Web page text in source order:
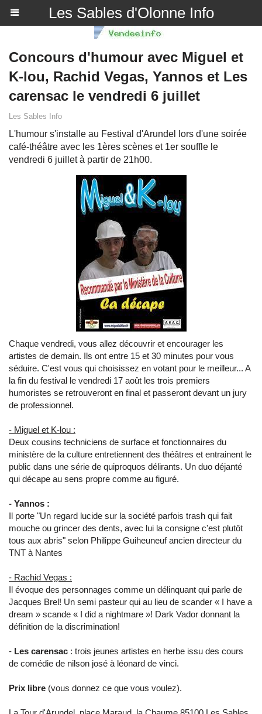
Les Sables d'Olonne Info
Concours d'humour avec Miguel et
K-lou, Rachid Vegas, Yannos et Les
carensac le vendredi 6 juillet
Les Sables Info
L'humour s'installe au Festival d'Arundel lors d'une soirée
café-théâtre avec les 1ères scènes et 1er souffle le
vendredi 6 juillet à partir de 21h00.
Chaque vendredi, vous allez découvrir et encourager les
artistes de demain. Ils ont entre 15 et 30 minutes pour vous
séduire. C'est vous qui choisissez en votant pour le meilleur... A
la fin du festival le vendredi 17 août les trois premiers
humoristes se retrouveront en final et passeront devant un jury
de professionnel.
- Miguel et K-lou :
Deux cousins techniciens de surface et fonctionnaires du
ministère de la culture entretiennent des théâtres et entrainent le
public dans une série de quiproquos délirants. Un duo déjanté
qui décape au sens propre comme au figuré.
- Yannos :
Il porte "Un regard lucide sur la société parfois trash qui fait
mouche ou grincer des dents, avec lui la consigne c'est plutôt
tous aux abris" selon Philippe Guiheuneuf ancien directeur du
TNT à Nantes
- Rachid Vegas :
Il évoque des personnages comme un délinquant qui parle de
Jacques Brel! Un semi pasteur qui au lieu de scander « I have a
dream » scande « I did a nightmare »! Dark Vador donnant la
définition de la discrimination!
- Les carensac : trois jeunes artistes en herbe issu des cours
de comédie de nilson josé à léonard de vinci.
Prix libre (vous donnez ce que vous voulez).